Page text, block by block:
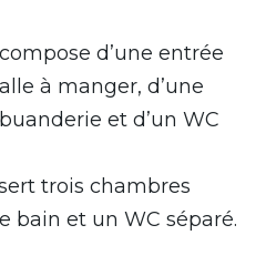
d’une entrée
à manger, d’une
et d’un WC
trois chambres
bain et un WC séparé.